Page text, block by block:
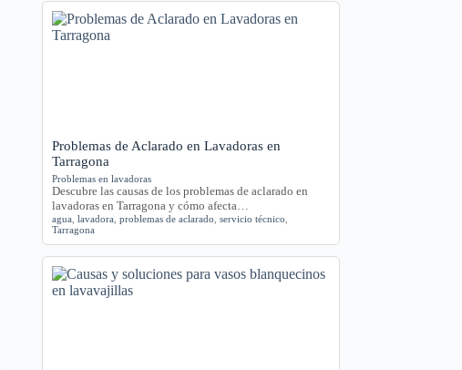
Problemas de Aclarado en Lavadoras en
Tarragona
Problemas en lavadoras
Descubre las causas de los problemas de aclarado en
lavadoras en Tarragona y cómo afecta…
agua ,lavadora ,problemas de aclarado ,servicio técnico
Tarragona